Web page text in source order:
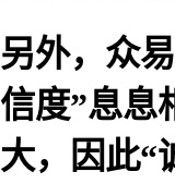
另外，众
信度”息息
大，因此“